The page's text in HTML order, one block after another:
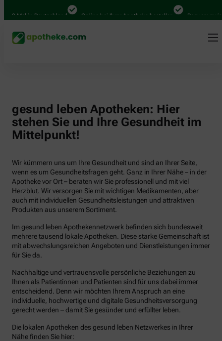
Mal in Deutschland Online bei Ihrer Apotheke bestellen Bequem
gesund leben Apotheken: Hier
stehen Sie und Ihre Gesundheit im
Mittelpunkt!
Wir kümmern uns um Ihre Gesundheit und sind an Ihrer Seite,
wenn es um Gesundheitsfragen geht. Ganz in Ihrer Nähe – in der
Apotheke vor Ort – beraten wir Sie professionell und mit viel
Herzblut. Wir versorgen Sie mit wichtigen Medikamenten, aber
auch mit individuellen Gesundheitsleistungen und attraktiven
Produkten aus unserem Sortiment.
Im gesund leben Apothekennetzwerk befinden sich bundesweit
mehrere tausend lokale Apotheken. Diese starke Gemeinschaft ist
mit abwechslungsreichen Angeboten und Dienstleistungen immer
für Sie da.
Nachhaltige und vertrauensvolle persönliche Beziehungen zu
Ihnen als Patientinnen und Patienten sind für uns dabei immer
entscheidend. Denn wir möchten Ihrem Anspruch an eine
individuelle, hochwertige und digitale Gesundheitsversorgung
gerecht werden – damit Sie gesünder und erfüllter leben.
Die lokalen Apotheken des gesund leben Netzwerkes in Ihrer
Nähe finden Sie hier: